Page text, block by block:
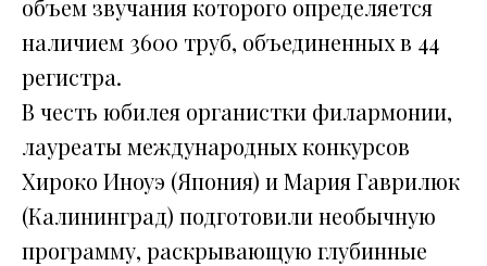
объем звучания которого определяется
наличием 3600 труб, объединенных в 44
регистра.
В честь юбилея органистки филармонии,
лауреаты международных конкурсов
Хироко Иноуэ (Япония) и Мария Гаврилюк
(Калининград) подготовили необычную
программу, раскрывающую глубинные